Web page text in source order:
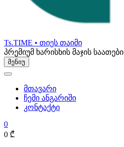
Ts.TIME • თიეს თაიმი
პრემიუმ ხარისხის მაჯის საათები
მენიუ
მთავარი
ჩემი ანგარიში
კონტაქტი
0
0 ₾